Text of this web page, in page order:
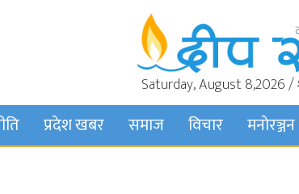
Saturday, August 8,2026 /
प्रदेश खबर समाज विचार मनाेरञ्जन